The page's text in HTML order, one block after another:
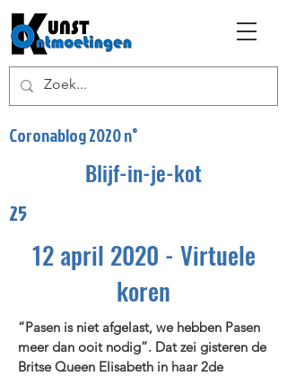
Coronablog 2020 n°
Blijf-in-je-kot
25
12 april 2020 - Virtuele
koren
“Pasen is niet afgelast, we hebben Pasen
meer dan ooit nodig”. Dat zei gisteren de
Britse Queen Elisabeth in haar 2de